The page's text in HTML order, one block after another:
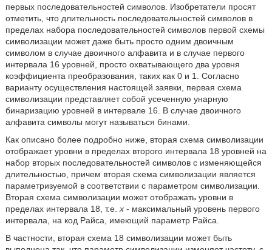
первых последовательностей символов. Изобретатели просят
отметить, что длительность последовательностей символов в
пределах набора последовательностей символов первой схемы
символизации может даже быть просто одним двоичным
символом в случае двоичного алфавита и в случае первого
интервала 16 уровней, просто охватывающего два уровня
коэффициента преобразования, таких как 0 и 1. Согласно
варианту осуществления настоящей заявки, первая схема
символизации представляет собой усеченную унарную
бинаризацию уровней в интервале 16. В случае двоичного
алфавита символы могут называться бинами.
Как описано более подробно ниже, вторая схема символизации
отображает уровни в пределах второго интервала 18 уровней на
набор вторых последовательностей символов с изменяющейся
длительностью, причем вторая схема символизации является
параметризуемой в соответствии с параметром символизации.
Вторая схема символизации может отображать уровни в
пределах интервала 18, т.е. x- максимальный уровень первого
интервала, на код Райса, имеющий параметр Райса.
В частности, вторая схема 18 символизации может быть